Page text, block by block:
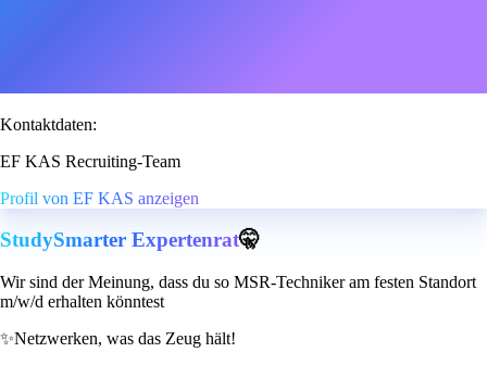
Kontaktdaten:
EF KAS Recruiting-Team
Profil von EF KAS anzeigen
StudySmarter Expertenrat🤫
Wir sind der Meinung, dass du so MSR-Techniker am festen Standort
m/w/d erhalten könntest
✨Netzwerken, was das Zeug hält!